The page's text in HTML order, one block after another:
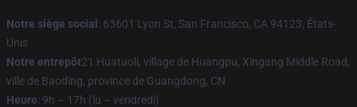
Notre siège social : 63601 Lyon St, San Francisco, CA 94123, États-
Unis
Notre entrepôt21 Huatuoli, village de Huangpu, Xingang Middle Road,
ville de Baoding, province de Guangdong, CN
Heure: 9h – 17h (lu – vendredi)